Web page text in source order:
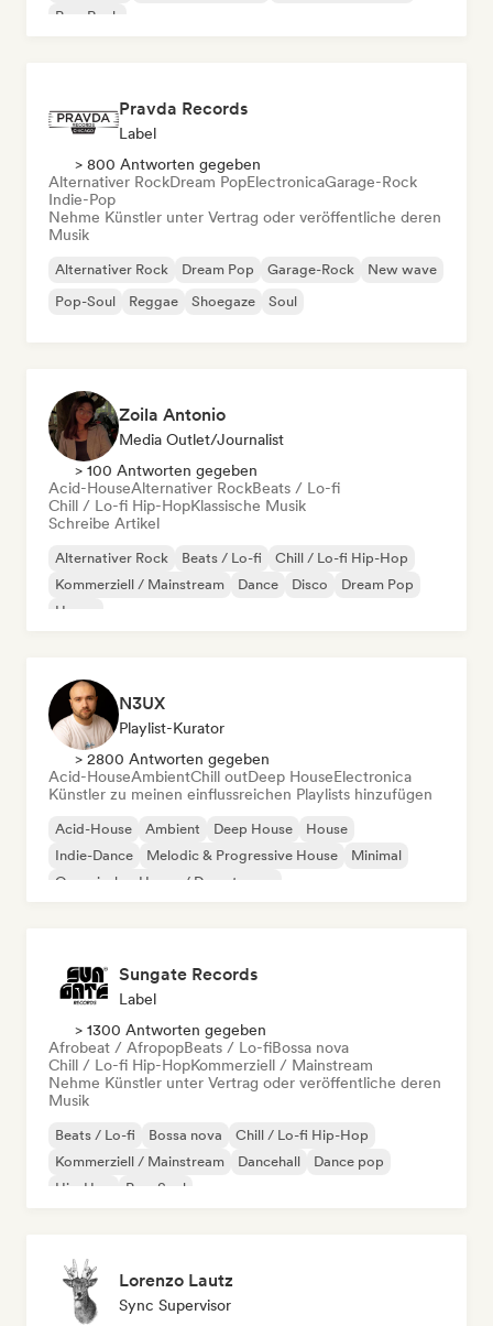
Pop-Rock
Pravda Records
Label
> 800 Antworten gegeben
Alternativer RockDream PopElectronicaGarage-Rock
Indie-Pop
Nehme Künstler unter Vertrag oder veröffentliche deren
Musik
Alternativer Rock Dream Pop Garage-Rock
New wave
Pop-Soul
Reggae Shoegaze Soul
Zoila Antonio
Media Outlet/Journalist
> 100 Antworten gegeben
Acid-HouseAlternativer RockBeats / Lo-fi
Chill / Lo-fi Hip-HopKlassische Musik
Schreibe Artikel
Alternativer Rock Beats / Lo-fi
Chill / Lo-fi Hip-Hop
Kommerziell / Mainstream
Dance Disco
Dream Pop
House
N3UX
Playlist-Kurator
> 2800 Antworten gegeben
Acid-HouseAmbientChill outDeep HouseElectronica
Künstler zu meinen einflussreichen Playlists hinzufügen
Acid-House Ambient Deep House
House
Indie-Dance
Melodic & Progressive House
Minimal
Organischer House / Downtempo
Sungate Records
Label
> 1300 Antworten gegeben
Afrobeat / AfropopBeats / Lo-fiBossa nova
Chill / Lo-fi Hip-HopKommerziell / Mainstream
Nehme Künstler unter Vertrag oder veröffentliche deren
Musik
Beats / Lo-fi Bossa nova
Chill / Lo-fi Hip-Hop
Kommerziell / Mainstream
Dancehall
Dance pop
Hip-Hop
Pop-Soul
Lorenzo Lautz
Sync Supervisor